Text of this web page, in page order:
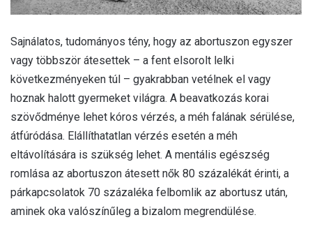
Sajnálatos, tudományos tény, hogy az abortuszon egyszer
vagy többször átesettek – a fent elsorolt lelki
következményeken túl – gyakrabban vetélnek el vagy
hoznak halott gyermeket világra. A beavatkozás korai
szövődménye lehet kóros vérzés, a méh falának sérülése,
átfúródása. Elállíthatatlan vérzés esetén a méh
eltávolítására is szükség lehet. A mentális egészség
romlása az abortuszon átesett nők 80 százalékát érinti, a
párkapcsolatok 70 százaléka felbomlik az abortusz után,
aminek oka valószínűleg a bizalom megrendülése.